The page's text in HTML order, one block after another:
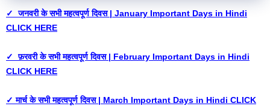
✓ जनवरी के सभी महत्वपूर्ण दिवस | January Important Days in Hindi
CLICK HERE
✓ फ़रवरी के सभी महत्वपूर्ण दिवस | February Important Days in Hindi
CLICK HERE
✓ मार्च के सभी महत्वपूर्ण दिवस | March Important Days in Hindi CLICK